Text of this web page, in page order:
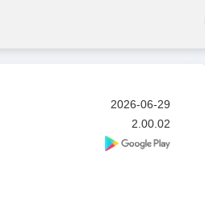
2026-06-29
2.00.02